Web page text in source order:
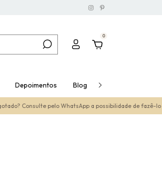
0
Depoimentos Blog
pelo WhatsApp a possibilidade de fazê-lo sob